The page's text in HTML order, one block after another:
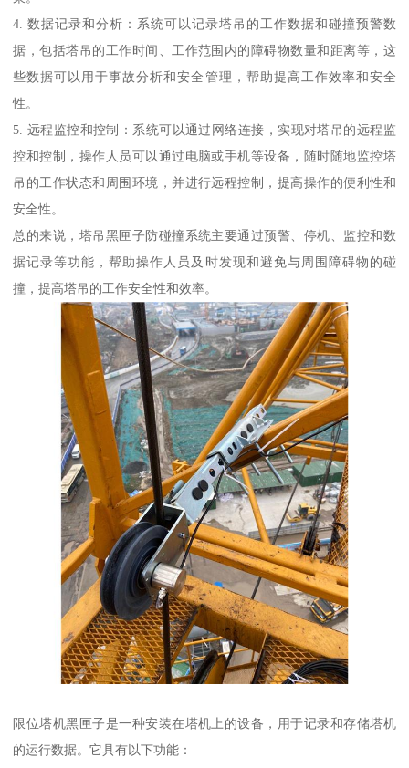
4. 数据记录和分析：系统可以记录塔吊的工作数据和碰撞预警数
据，包括塔吊的工作时间、工作范围内的障碍物数量和距离等，这
些数据可以用于事故分析和安全管理，帮助提高工作效率和安全
性。
5. 远程监控和控制：系统可以通过网络连接，实现对塔吊的远程监
控和控制，操作人员可以通过电脑或手机等设备，随时随地监控塔
吊的工作状态和周围环境，并进行远程控制，提高操作的便利性和
安全性。
总的来说，塔吊黑匣子防碰撞系统主要通过预警、停机、监控和数
据记录等功能，帮助操作人员及时发现和避免与周围障碍物的碰
撞，提高塔吊的工作安全性和效率。
限位塔机黑匣子是一种安装在塔机上的设备，用于记录和存储塔机
的运行数据。它具有以下功能：